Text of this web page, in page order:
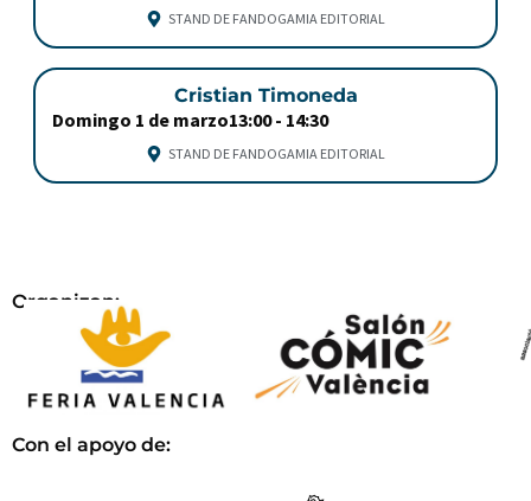
STAND DE FANDOGAMIA EDITORIAL
Cristian Timoneda
Domingo 1 de marzo13:00 - 14:30
STAND DE FANDOGAMIA EDITORIAL
Organizan:
Con el apoyo de: